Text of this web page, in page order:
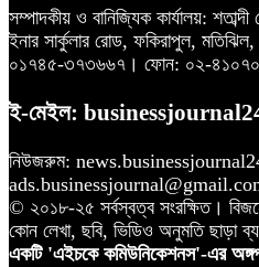
সম্পাদকীয় ও বানিজ্যিক কার্যালয়:
ইনার সার্কুলার রোড, ফকিরাপুল,
০১৭৪৫-৩৭৩৬৬৭। ফোন: ০২-
ই-মেইল:
নিউজরুম:
© ২০১৮-২৫ সর্বস্বত্ব সংরক্ষিত।
কোন লেখা, ছবি, ভিডিও অনুমতি ছাড়া
একটি 'এইচকে কমিউনিকেশনস'-এর